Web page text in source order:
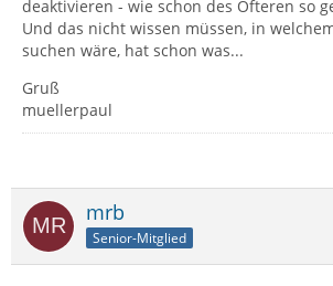
deaktivieren - wie schon des Öfteren so
Und das nicht wissen müssen, in
suchen wäre, hat schon was...
Gruß
muellerpaul
mrb
Senior-Mitglied